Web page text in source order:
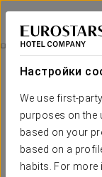
Настройки
We use first-
purposes on the
based on your
based on a
habits. For
Eurostars Metropole
РИГА
Питание